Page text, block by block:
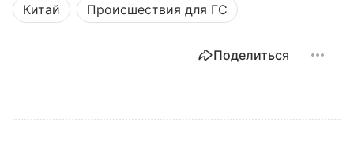
Китай Происшествия для ГС
Поделиться